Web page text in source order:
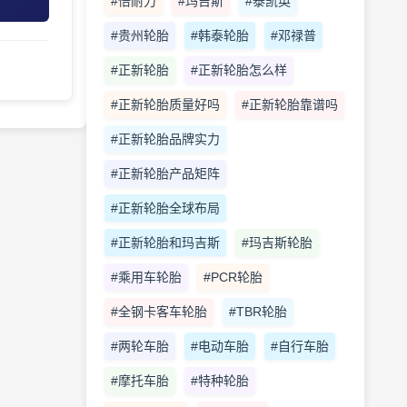
#贵州轮胎 #韩泰轮胎 #邓禄普
#正新轮胎 #正新轮胎怎么样
#正新轮胎质量好吗 #正新轮胎靠谱吗
#正新轮胎品牌实力
#正新轮胎产品矩阵
#正新轮胎全球布局
#正新轮胎和玛吉斯 #玛吉斯轮胎
#乘用车轮胎 #PCR轮胎
#全钢卡客车轮胎 #TBR轮胎
#两轮车胎 #电动车胎 #自行车胎
#摩托车胎 #特种轮胎